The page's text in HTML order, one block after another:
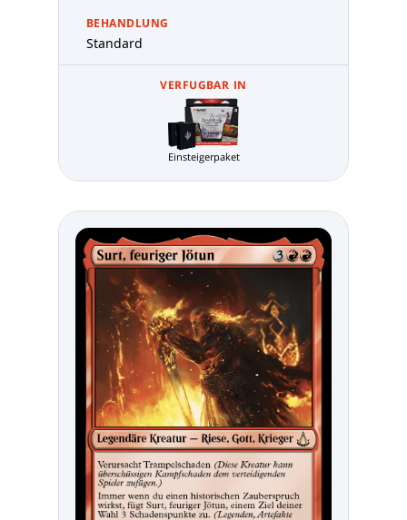
BEHANDLUNG
Standard
VERFUGBAR IN
Einsteigerpaket